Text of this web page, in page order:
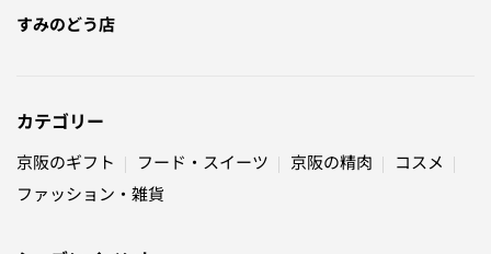
すみのどう店
カテゴリー
京阪のギフト フード・スイーツ 京阪の精肉
コスメ
ファッション・雑貨